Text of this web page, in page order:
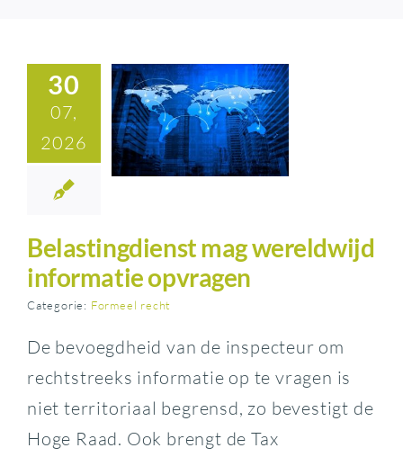
30
07,
2026
Belastingdienst mag wereldwijd
informatie opvragen
Categorie: Formeel recht
De bevoegdheid van de inspecteur om
rechtstreeks informatie op te vragen is
niet territoriaal begrensd, zo bevestigt de
Hoge Raad. Ook brengt de Tax